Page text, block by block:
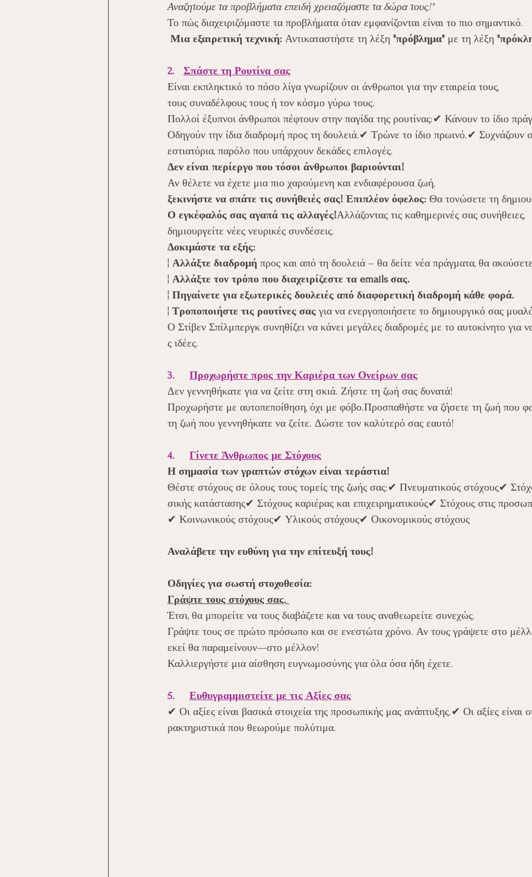
Αναζητούμε τα προβλήματα επειδή χρειαζόμαστε τα δώρα τους!"
Το πώς διαχειριζόμαστε τα προβλήματα όταν εμφανίζονται είναι το πιο σημαντικό.
Μια εξαιρετική τεχνική: Αντικαταστήστε τη λέξη "πρόβλημα" με τη λέξη
2. Σπάστε τη Ρουτίνα σας
Είναι εκπληκτικό το πόσο λίγα γνωρίζουν οι άνθρωποι για την εταιρεία τους,
τους συναδέλφους τους ή τον κόσμο γύρω τους.
Πολλοί έξυπνοι άνθρωποι πέφτουν στην παγίδα της ρουτίνας:✔ Κάνουν το ίδιο
Οδηγούν την ίδια διαδρομή προς τη δουλειά.✔ Τρώνε το ίδιο πρωινό.✔ Συχνάζουν
εστιατόρια, παρόλο που υπάρχουν δεκάδες επιλογές.
Δεν είναι περίεργο που τόσοι άνθρωποι βαριούνται!
Αν θέλετε να έχετε μια πιο χαρούμενη και ενδιαφέρουσα ζωή,
ξεκινήστε να σπάτε τις συνήθειές σας! Επιπλέον όφελος: Θα τονώσετε τη
Ο εγκέφαλός σας αγαπά τις αλλαγές!Αλλάζοντας τις καθημερινές σας συνήθειες,
δημιουργείτε νέες νευρικές συνδέσεις.
Δοκιμάστε τα εξής:
¦ Αλλάξτε διαδρομή προς και από τη δουλειά – θα δείτε νέα πράγματα, θα
¦ Αλλάξτε τον τρόπο που διαχειρίζεστε τα emails σας.
¦ Πηγαίνετε για εξωτερικές δουλειές από διαφορετική διαδρομή κάθε φορά.
¦ Τροποποιήστε τις ρουτίνες σας για να ενεργοποιήσετε το δημιουργικό σας
Ο Στίβεν Σπίλμπεργκ συνηθίζει να κάνει μεγάλες διαδρομές με το αυτοκίνητο για
ς ιδέες.
3. Προχωρήστε προς την Καριέρα των Ονείρων σας
Δεν γεννηθήκατε για να ζείτε στη σκιά. Ζήστε τη ζωή σας δυνατά!
Προχωρήστε με αυτοπεποίθηση, όχι με φόβο.Προσπαθήστε να ζήσετε τη ζωή που
τη ζωή που γεννηθήκατε να ζείτε. Δώστε τον καλύτερό σας εαυτό!
4. Γίνετε Άνθρωπος με Στόχους
Η σημασία των γραπτών στόχων είναι τεράστια!
Θέστε στόχους σε όλους τους τομείς της ζωής σας:✔ Πνευματικούς στόχους✔
σικής κατάστασης✔ Στόχους καριέρας και επιχειρηματικούς✔ Στόχους στις
✔ Κοινωνικούς στόχους✔ Υλικούς στόχους✔ Οικονομικούς στόχους
Αναλάβετε την ευθύνη για την επίτευξή τους!
Οδηγίες για σωστή στοχοθεσία:
Γράψτε τους στόχους σας.
Έτσι, θα μπορείτε να τους διαβάζετε και να τους αναθεωρείτε συνεχώς.
Γράψτε τους σε πρώτο πρόσωπο και σε ενεστώτα χρόνο. Αν τους γράψετε στο
εκεί θα παραμείνουν—στο μέλλον!
Καλλιεργήστε μια αίσθηση ευγνωμοσύνης για όλα όσα ήδη έχετε.
5. Ευθυγραμμιστείτε με τις Αξίες σας
✔ Οι αξίες είναι βασικά στοιχεία της προσωπικής μας ανάπτυξης.✔ Οι αξίες είναι
ρακτηριστικά που θεωρούμε πολύτιμα.